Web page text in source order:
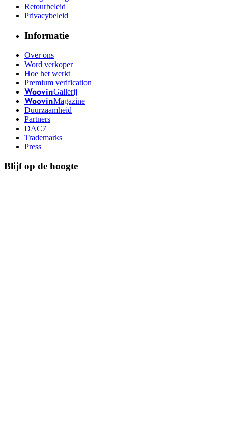
Retourbeleid
Privacybeleid
Informatie
Over ons
Word verkoper
Hoe het werkt
Premium verification
WoovinGallerij
WoovinMagazine
Duurzaamheid
Partners
DAC7
Trademarks
Press
Blijf op de hoogte